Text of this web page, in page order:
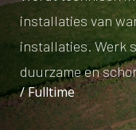
CONTACT
OFFERTE LATEN
installaties van
installaties. Werk
duurzame en
/ Fulltime